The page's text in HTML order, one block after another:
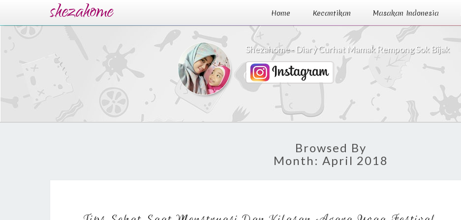
shezahome Home Kecantikan Masakan Indonesia
Shezahome - Diary Curhat Mamak Rempong Sok Bijak
Browsed By
Month: April 2018